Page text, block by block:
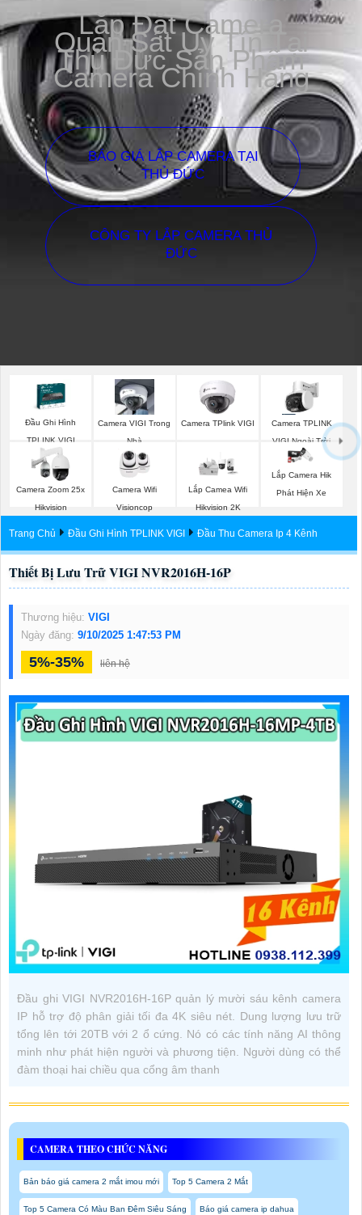
Lắp Đặt Camera
Quan Sát Uy Tín Tại
Thủ Đức Sản Phẩm
Camera Chính Hãng
BÁO GIÁ LẮP CAMERA TẠI
THỦ ĐỨC
CÔNG TY LẮP CAMERA THỦ
ĐỨC
Đầu Ghi Hình
TPLINK VIGI
Camera VIGI Trong
Nhà
Camera TPlink VIGI
Camera TPLINK
VIGI Ngoài Trời
Camera Zoom 25x
Hikvision
Camera Wifi
Visioncop
Lắp Camea Wifi
Hikvision 2K
Lắp Camera Hik
Phát Hiện Xe
Trang Chủ Đầu Ghi Hình TPLINK VIGI Đầu Thu Camera Ip 4 Kênh
Thiết Bị Lưu Trữ VIGI NVR2016H-16P
Thương hiệu: VIGI
Ngày đăng: 9/10/2025 1:47:53 PM
5%-35% liên hệ
Đầu ghi VIGI NVR2016H-16P quản lý mười sáu kênh camera
IP hỗ trợ độ phân giải tối đa 4K siêu nét. Dung lượng lưu trữ
tổng lên tới 20TB với 2 ổ cứng. Nó có các tính năng AI thông
minh như phát hiện người và phương tiện. Người dùng có thể
đàm thoại hai chiều qua cổng âm thanh
CAMERA THEO CHỨC NĂNG
Bản báo giá camera 2 mắt imou mới Top 5 Camera 2 Mắt
Top 5 Camera Có Màu Ban Đêm Siêu Sáng Báo giá camera ip dahua